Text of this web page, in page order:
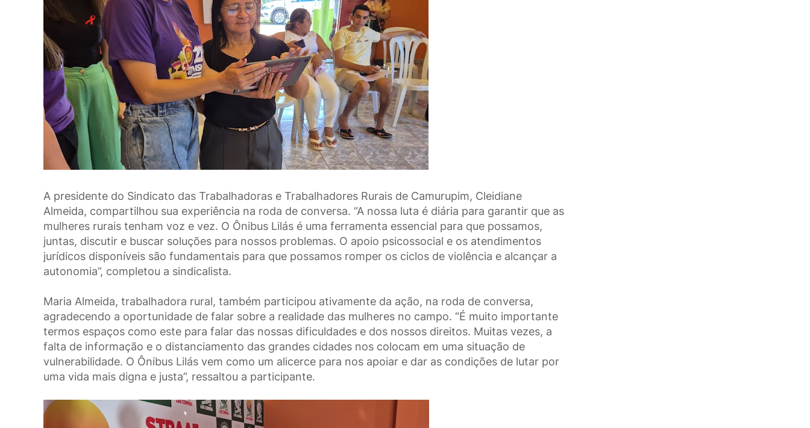
A presidente do Sindicato das Trabalhadoras e Trabalhadores Rurais de Camurupim, Cleidiane
Almeida, compartilhou sua experiência na roda de conversa. “A nossa luta é diária para garantir que as
mulheres rurais tenham voz e vez. O Ônibus Lilás é uma ferramenta essencial para que possamos,
juntas, discutir e buscar soluções para nossos problemas. O apoio psicossocial e os atendimentos
jurídicos disponíveis são fundamentais para que possamos romper os ciclos de violência e alcançar a
autonomia”, completou a sindicalista.
Maria Almeida, trabalhadora rural, também participou ativamente da ação, na roda de conversa,
agradecendo a oportunidade de falar sobre a realidade das mulheres no campo. “É muito importante
termos espaços como este para falar das nossas dificuldades e dos nossos direitos. Muitas vezes, a
falta de informação e o distanciamento das grandes cidades nos colocam em uma situação de
vulnerabilidade. O Ônibus Lilás vem como um alicerce para nos apoiar e dar as condições de lutar por
uma vida mais digna e justa”, ressaltou a participante.